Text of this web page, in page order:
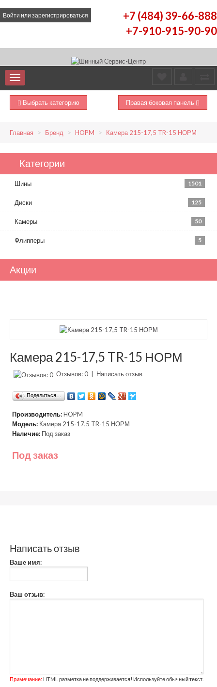
Войти или зарегистрироваться
+7 (484) 39-66-888
+7-910-915-90-90
Выбрать категорию Правая боковая панель
Главная Бренд HOPM Камера 215-17,5 TR-15 НОРМ
Категории
Шины 1501
Диски 125
Камеры 50
Флипперы 5
Акции
Камера 215-17,5 TR-15 НОРМ
Отзывов: 0 Написать отзыв
Поделиться…
Производитель:HOPM
Модель: Камера 215-17,5 TR-15 НОРМ
Наличие: Под заказ
Под заказ
Написать отзыв
Ваше имя:
Ваш отзыв:
Примечание: HTML разметка не поддерживается! Используйте обычный текст.